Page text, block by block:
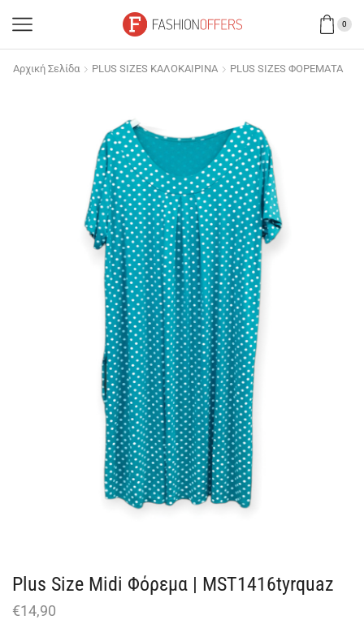
0
Αρχική Σελίδα PLUS SIZES ΚΑΛΟΚΑΙΡΙΝΑ PLUS SIZES ΦΟΡΕΜΑΤΑ
Plus Size Μidi Φόρεμα | MST1416tyrquaz
€14,90